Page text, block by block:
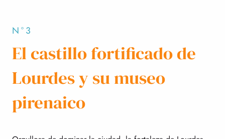
N°3
El castillo fortificado de
Lourdes y su museo
pirenaico